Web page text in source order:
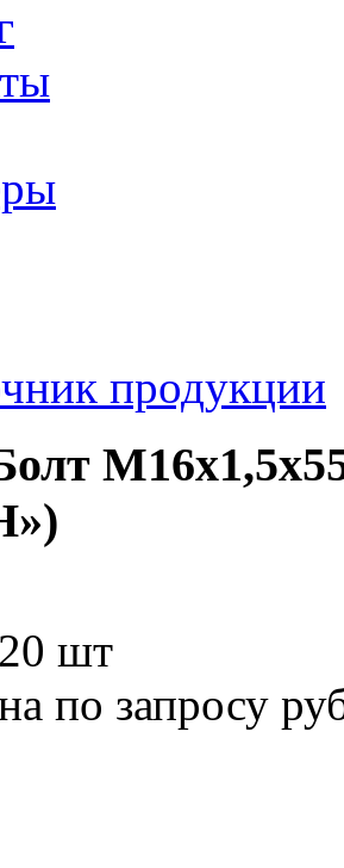
продукции
шт
по запросу